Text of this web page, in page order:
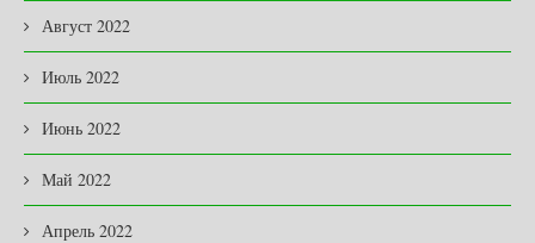
Август 2022
Июль 2022
Июнь 2022
Май 2022
Апрель 2022